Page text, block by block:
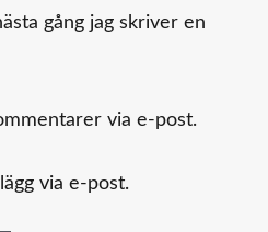
gång jag skriver en
via e-post.
via e-post.